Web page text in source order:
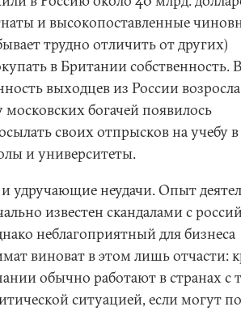
и высокопоставленные
трудно отличить от других)
в Британии собственность.
выходцев из России
московских богачей появилось
своих отпрысков на учебу в
и университеты.
удручающие неудачи. Опыт
известен скандалами с
неблагоприятный для бизнеса
виноват в этом лишь отчасти:
обычно работают в странах с
ситуацией, если могут